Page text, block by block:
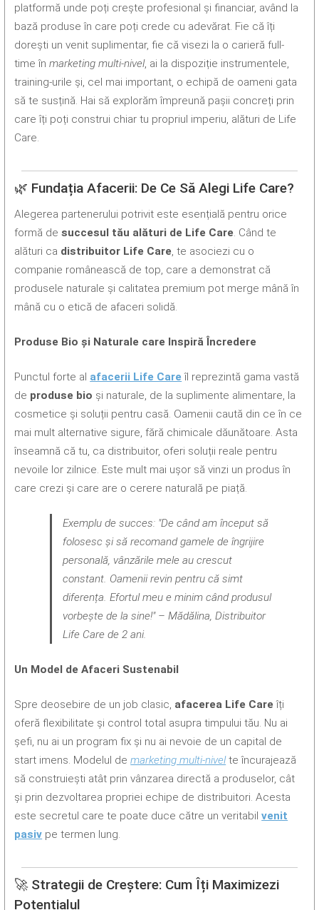
platformă unde poți crește profesional și financiar, având la
bază produse în care poți crede cu adevărat. Fie că îți
dorești un venit suplimentar, fie că visezi la o carieră full-
time înmarketing multi-nivel, ai la dispoziție instrumentele,
training-urile și, cel mai important, o echipă de oameni gata
să te susțină. Hai să explorăm împreună pașii concreți prin
care îți poți construi chiar tu propriul imperiu, alături de Life
Care.
🌿 Fundația Afacerii: De Ce Să Alegi Life Care?
Alegerea partenerului potrivit este esențială pentru orice
formă desuccesul tău alături de Life Care. Când te
alături ca distribuitor Life Care, te asociezi cu o
companie românească de top, care a demonstrat că
produsele naturale și calitatea premium pot merge mână în
mână cu o etică de afaceri solidă.
Produse Bio și Naturale care Inspiră Încredere
Punctul forte al afacerii Life Care îl reprezintă gama vastă
de produse bio și naturale, de la suplimente alimentare, la
cosmetice și soluții pentru casă. Oamenii caută din ce în ce
mai mult alternative sigure, fără chimicale dăunătoare. Asta
înseamnă că tu, ca distribuitor, oferi soluții reale pentru
nevoile lor zilnice. Este mult mai ușor să vinzi un produs în
care crezi și care are o cerere naturală pe piață.
Exemplu de succes: "De când am început să
folosesc și să recomand gamele de îngrijire
personală, vânzările mele au crescut
constant. Oamenii revin pentru că simt
diferența. Efortul meu e minim când produsul
vorbește de la sine!" – Mădălina, Distribuitor
Life Care de 2 ani.
Un Model de Afaceri Sustenabil
Spre deosebire de un job clasic, afacerea Life Care îți
oferă flexibilitate și control total asupra timpului tău. Nu ai
șefi, nu ai un program fix și nu ai nevoie de un capital de
start imens. Modelul demarketing multi-nivelte încurajează
să construiești atât prin vânzarea directă a produselor, cât
și prin dezvoltarea propriei echipe de distribuitori. Acesta
este secretul care te poate duce către un veritabilvenit
pasiv pe termen lung.
🚀 Strategii de Creștere: Cum Îți Maximizezi
Potențialul